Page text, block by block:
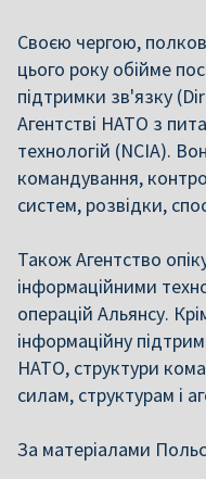
Своєю чергою,
цього року обійме
підтримки зв'язку
Агентстві НАТО з
технологій (NCIA).
командування,
систем, розвідки,
Також Агентство
інформаційними
операцій Альянсу.
інформаційну
НАТО, структури
силам, структурам і
За матеріалами